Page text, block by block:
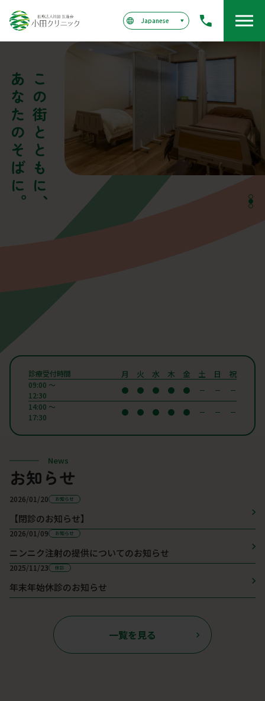
診療受付時間 月 火 水 木 金 土 日 祝
09:00 〜
12:30
14:00 〜
17:30
News
お知らせ
一覧を見る
2026/01/20 お知らせ
【閉診のお知らせ】
2026/01/09 お知らせ
ニンニク注射の提供についてのお知らせ
2025/11/23 休診
年末年始休診のお知らせ